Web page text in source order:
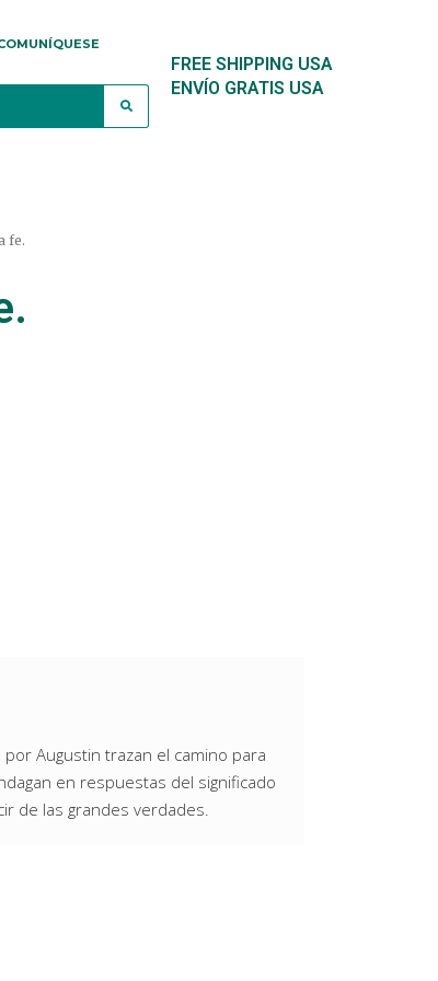
FREE SHIPPING USA
ENVÍO GRATIS USA
fe.
Augustin trazan el camino para
en respuestas del significado
de las grandes verdades.